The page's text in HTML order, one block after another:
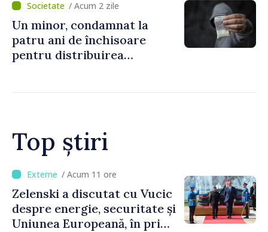
/ Acum 2 zile
Un minor, condamnat la
patru ani de închisoare
pentru distribuirea
Top știri
/ Acum 7 ore
Bulgaria: Ambasadoarea
Ucrainei, convocată la
Ministerul de Externe în